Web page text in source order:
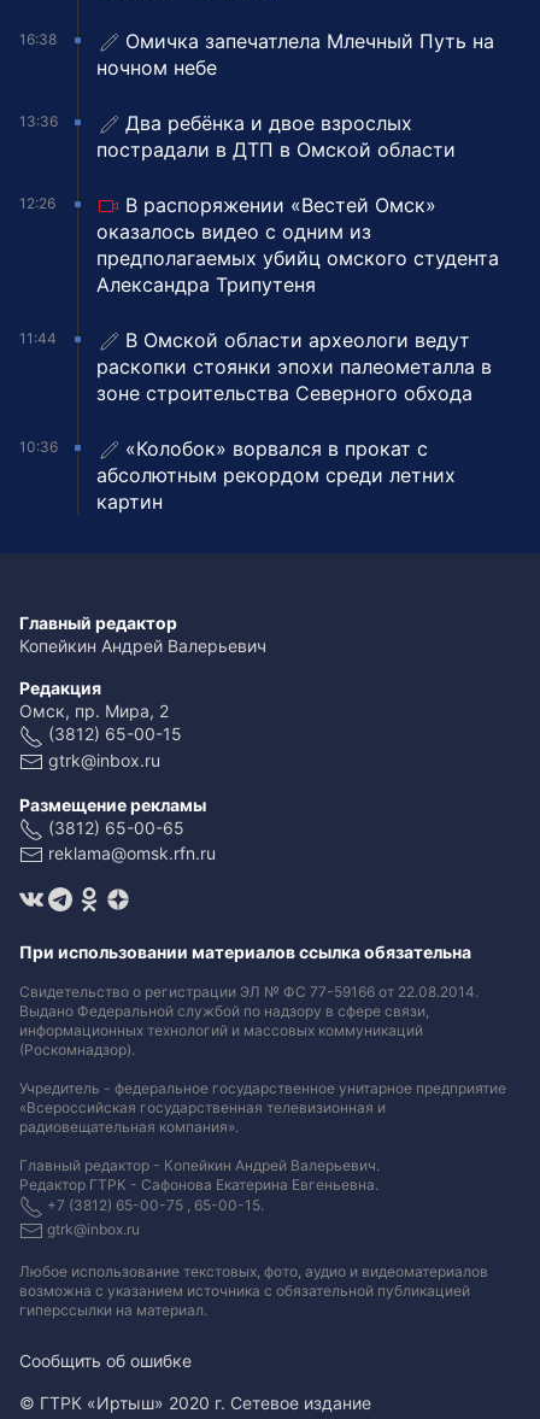
16:38
Омичка запечатлела Млечный Путь на
ночном небе
13:36
Два ребёнка и двое взрослых
пострадали в ДТП в Омской области
12:26
В распоряжении «Вестей Омск»
оказалось видео с одним из
предполагаемых убийц омского студента
Александра Трипутеня
11:44
В Омской области археологи ведут
раскопки стоянки эпохи палеометалла в
зоне строительства Северного обхода
10:36
«Колобок» ворвался в прокат с
абсолютным рекордом среди летних
картин
Главный редактор
Копейкин Андрей Валерьевич
Редакция
Омск, пр. Мира, 2
(3812) 65-00-15
gtrk@inbox.ru
Размещение рекламы
(3812) 65-00-65
reklama@omsk.rfn.ru
При использовании материалов ссылка обязательна
Свидетельство о регистрации ЭЛ № ФС 77-59166 от 22.08.2014.
Выдано Федеральной службой по надзору в сфере связи,
информационных технологий и массовых коммуникаций
(Роскомнадзор).
Учредитель - федеральное государственное унитарное предприятие
«Всероссийская государственная телевизионная и
радиовещательная компания».
Главный редактор - Копейкин Андрей Валерьевич.
Редактор ГТРК - Сафонова Екатерина Евгеньевна.
+7 (3812) 65-00-75 , 65-00-15.
gtrk@inbox.ru
Любое использование текстовых, фото, аудио и видеоматериалов
возможна с указанием источника с обязательной публикацией
гиперссылки на материал.
Сообщить об ошибке
© ГТРК «Иртыш» 2020 г. Сетевое издание